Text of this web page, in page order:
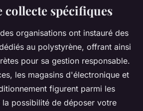
collecte spécifiques
organisations ont instauré des
au polystyrène, offrant ainsi
pour sa gestion responsable.
les magasins d'électronique et
figurent parmi les
possibilité de déposer votre